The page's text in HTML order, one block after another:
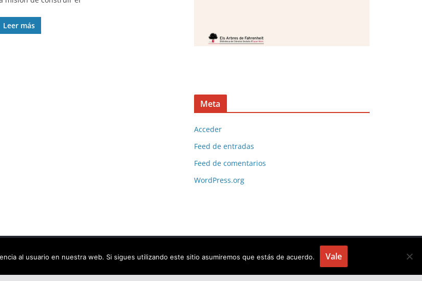
Leer más
Meta
Acceder
Feed de entradas
Feed de comentarios
WordPress.org
Todos los derechos reservados.
al usuario en nuestra web. Si sigues utilizando este sitio asumiremos que estás de acuerdo. Vale